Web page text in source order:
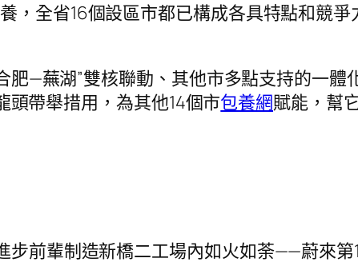
，全省16個設區市都已構成各具特點和競
肥—蕪湖”雙核聯動、其他市多點支持的一體
頭帶舉措用，為其他14個市包養網賦能，幫
步前輩制造新橋二工場內如火如荼——蔚來